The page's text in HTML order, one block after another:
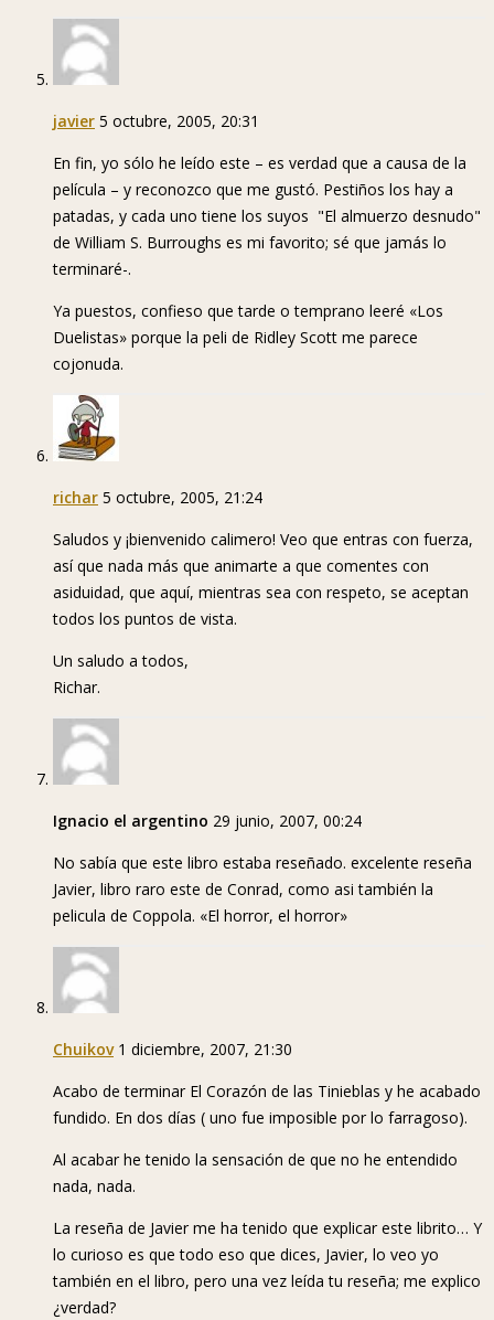
javier 5 octubre, 2005, 20:31
En fin, yo sólo he leído este – es verdad que a causa de la
película – y reconozco que me gustó. Pestiños los hay a
patadas, y cada uno tiene los suyos ­ "El almuerzo desnudo"
de William S. Burroughs es mi favorito; sé que jamás lo
terminaré-.
Ya puestos, confieso que tarde o temprano leeré «Los
Duelistas» porque la peli de Ridley Scott me parece
cojonuda.
richar 5 octubre, 2005, 21:24
Saludos y ¡bienvenido calimero! Veo que entras con fuerza,
así que nada más que animarte a que comentes con
asiduidad, que aquí, mientras sea con respeto, se aceptan
todos los puntos de vista.
Un saludo a todos,
Richar.
Ignacio el argentino 29 junio, 2007, 00:24
No sabía que este libro estaba reseñado. excelente reseña
Javier, libro raro este de Conrad, como asi también la
pelicula de Coppola. «El horror, el horror»
Chuikov 1 diciembre, 2007, 21:30
Acabo de terminar El Corazón de las Tinieblas y he acabado
fundido. En dos días ( uno fue imposible por lo farragoso).
Al acabar he tenido la sensación de que no he entendido
nada, nada.
La reseña de Javier me ha tenido que explicar este librito… Y
lo curioso es que todo eso que dices, Javier, lo veo yo
también en el libro, pero una vez leída tu reseña; me explico
¿verdad?